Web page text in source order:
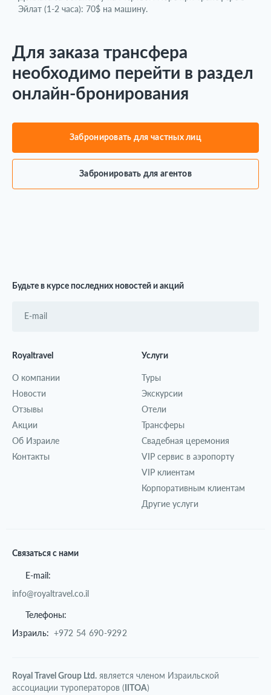
Эйлат (1-2 часа): 70$ на машину.
Для заказа трансфера
необходимо перейти в раздел
онлайн-бронирования
Забронировать для частных лиц
Забронировать для агентов
Будьте в курсе последних новостей и акций
Royaltravel
О компании
Новости
Отзывы
Акции
Об Израиле
Контакты
Услуги
Туры
Экскурсии
Отели
Трансферы
Свадебная церемония
VIP сервис в аэропорту
VIP клиентам
Корпоративным клиентам
Другие услуги
Связаться с нами
E-mail:
info@royaltravel.co.il
Телефоны:
Израиль: +972 54 690-9292
Royal Travel Group Ltd. является членом Израильской
ассоциации туроператоров ( IITOA)